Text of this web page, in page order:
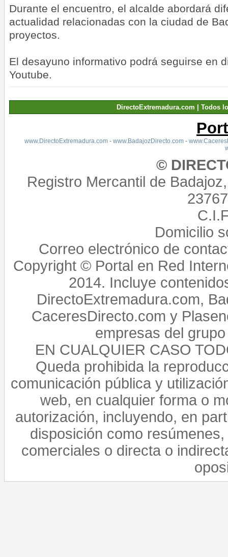
Durante el encuentro, el alcalde abordará
actualidad relacionadas con la ciudad de
proyectos.
El desayuno informativo podrá seguirse en
Youtube.
DirectoExtremadura.com | Todos
www.DirectoExtremadura.com- www.BadajozDirecto.com-
©
Registro Mercantil de
Domicilio
Correo electrónico de
Copyright © Portal en Red
2014. Incluye
DirectoExtremadura.com,
CaceresDirecto.com y
empresas del
EN CUALQUIER CASO
Queda prohibida la
comunicación pública y
web, en cualquier forma o
autorización, incluyendo, en
disposición como
comerciales o directa o